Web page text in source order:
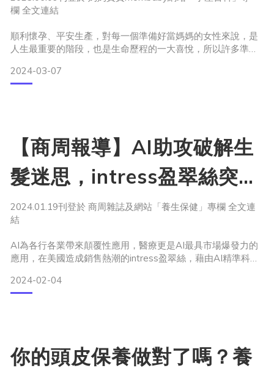
絲
～
欄 全文連結
順利懷孕、平安生產，對每一個準備好當媽媽的女性來說，是
人生最重要的階段，也是生命歷程的一大喜悅，所以許多準媽
舒適度必定不如以往…」這樣的心理準備，讓媽咪們面對睡眠
不足、哺育孩子的壓力，以及身體的各種變化，都能堅強地告
豐盈感走樣好憂鬱？媽媽們不煩心，從頭保養預備起
然而，許多媽咪們看到自己出現一個狀況，往往會迅速
2024-03-07
【商周報導】AI助攻破解生
髮迷思，intress盈翠絲突破
限制，為醫療科技拉開新頁
2024.01.19刊登於 商周雜誌及網站「養生保健」專欄 全文連
結
AI為各行各業帶來顛覆性應用，醫療更是AI最具市場爆發力的
應用，在美國造成銷售熱潮的intress盈翠絲，藉由AI精準科學
根據市調機構Global Market Insights的數據，全球掉髮治療的
規模會超
2024-02-04
你的頭皮保養做對了嗎？養